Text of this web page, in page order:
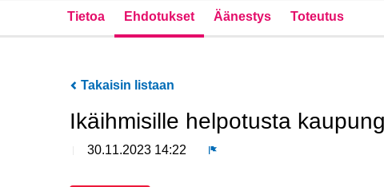
Tietoa Ehdotukset Äänestys Toteutus
Takaisin listaan
Ikäihmisille helpotusta
30.11.2023 14:22